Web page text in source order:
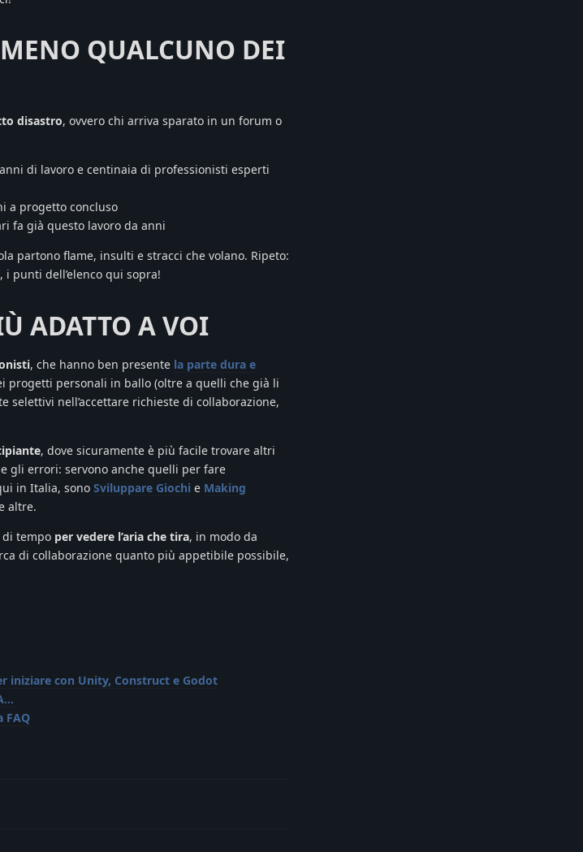
QUALCUNO DEI
disastro, ovvero chi arriva sparato in un forum o
di lavoro e centinaia di professionisti esperti
a progetto concluso
fa già questo lavoro da anni
partono flame, insulti e stracci che volano. Ripeto:
, i punti dell’elenco qui sopra!
ADATTO A VOI
, che hanno ben presente la parte dura e
progetti personali in ballo (oltre a quelli che già li
selettivi nell’accettare richieste di collaborazione,
, dove sicuramente è più facile trovare altri
gli errori: servono anche quelli per fare
in Italia, sono Sviluppare Giochi e Making
altre.
di tempo per vedere l’aria che tira, in modo da
di collaborazione quanto più appetibile possibile,
iniziare con Unity, Construct e Godot
FAQ